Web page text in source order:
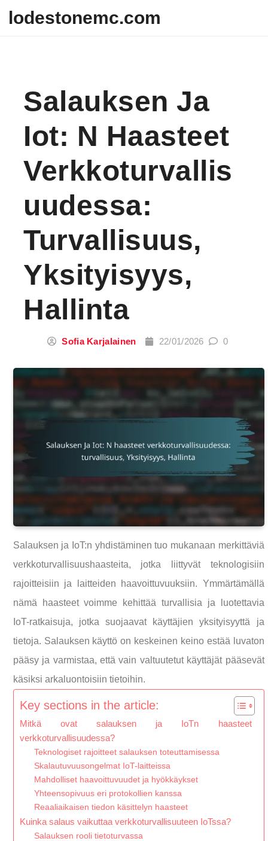
lodestonemc.com
Salauksen Ja
Iot: N Haasteet
Verkkoturvallis
Uudessa:
Turvallisuus,
Yksityisyys,
Hallinta
Sofia Karjalainen 22/01/2026 0
Salauksen ja IoT:n yhdistäminen tuo mukanaan merkittäviä
verkkoturvallisuushaasteita, jotka liittyvät teknologisiin
rajoitteisiin ja laitteiden haavoittuvuuksiin. Ymmärtämällä
nämä haasteet voimme kehittää turvallisia ja luotettavia
IoT-ratkaisuja, jotka suojaavat käyttäjien yksityisyyttä ja
tietoja. Salauksen käyttö on keskeinen keino estää luvaton
pääsy ja varmistaa, että vain valtuutetut käyttäjät pääsevät
käsiksi arkaluontoisiin tietoihin.
Key sections in the article:
Mitkä ovat salauksen ja IoTn haasteet
verkkoturvallisuudessa?
Teknologiset rajoitteet salauksen toteuttamisessa
Skalautuvuusongelmat IoT-laitteissa
Mahdolliset haavoittuvuudet ja hyökkäykset
Yhteensopivuus eri protokollien kanssa
Reaaliaikaisen tiedon käsittelyn haasteet
Kuinka salaus vaikuttaa verkkoturvallisuuteen IoTssa?
Salauksen rooli tietoturvassa